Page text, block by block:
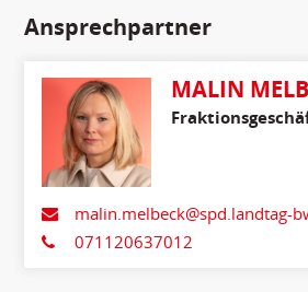
Ansprechpartner
MALIN
malin.melbeck@spd.landtag-
071120637012